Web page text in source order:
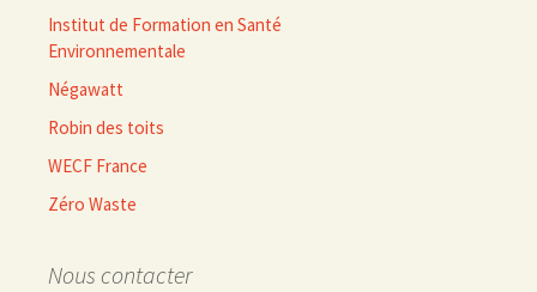
Institut de Formation en Santé
Environnementale
Négawatt
Robin des toits
WECF France
Zéro Waste
Nous contacter